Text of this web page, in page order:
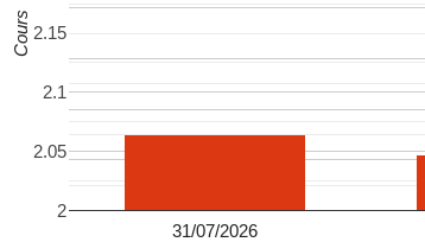
31/07/2026
2
2.05
2.1
2.15
Cours